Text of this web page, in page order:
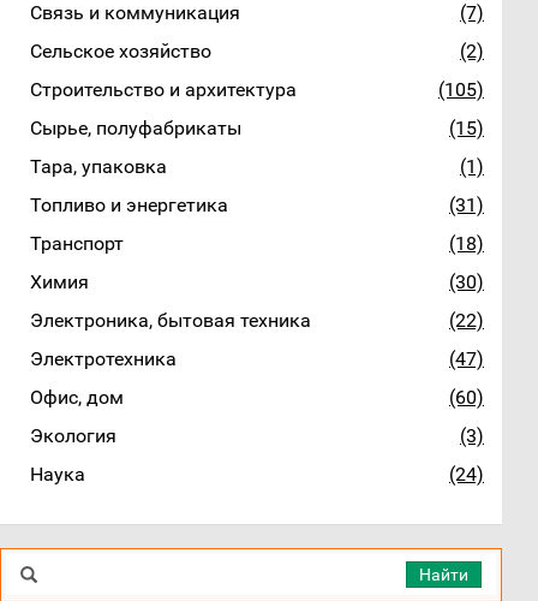
Связь и коммуникация
(7)
Сельское хозяйство
(2)
Строительство и архитектура
(105)
Сырье, полуфабрикаты
(15)
Тара, упаковка
(1)
Топливо и энергетика
(31)
Транспорт
(18)
Химия
(30)
Электроника, бытовая техника
(22)
Электротехника
(47)
Офис, дом
(60)
Экология
(3)
Наука
(24)
Найти